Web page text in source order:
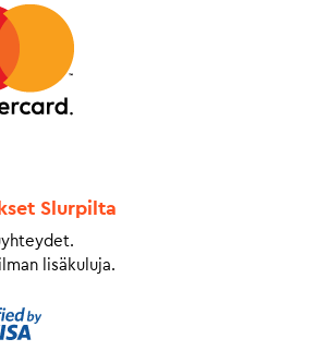
Slurpilta
lisäkuluja.